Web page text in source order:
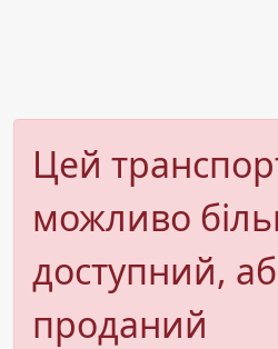
Цей
можливо
доступний,
проданий